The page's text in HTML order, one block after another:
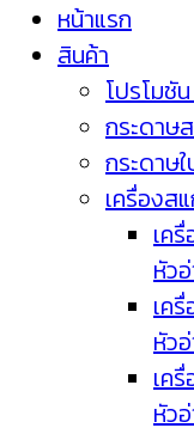
หน้าแรก
สินค้า
โปรโมชั
กระดาษ
กระดาษ
เครื่องส
เค
หัว
เค
หัว
เค
หัว